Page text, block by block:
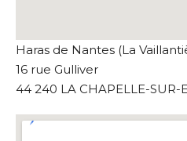
Haras de Nantes (La
16 rue Gulliver
44 240 LA CHAPELLE-SUR-